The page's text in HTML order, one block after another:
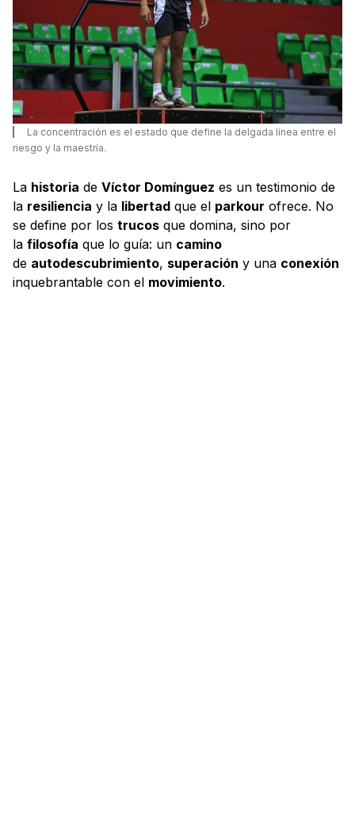
La concentración es el estado que define la delgada línea entre el
riesgo y la maestría.
La historia de Víctor Domínguez es un testimonio de
la resiliencia y la libertad que el parkour ofrece. No
se define por los trucos que domina, sino por
la filosofía que lo guía: un camino
de autodescubrimiento, superación y una conexión
inquebrantable con el movimiento.